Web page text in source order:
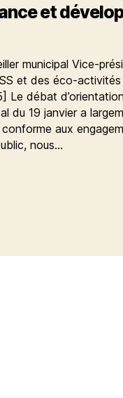
et
municipal Vice-
et des éco-
Le débat
du 19 janvier a
aux
nous…